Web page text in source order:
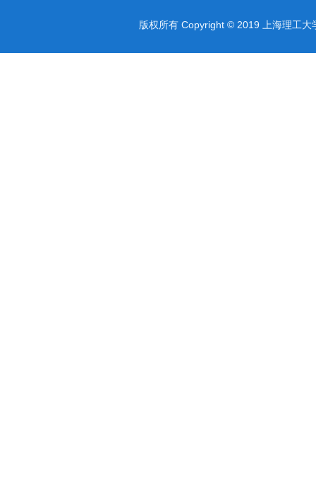
版权所有 Copyright © 2019 上海理工